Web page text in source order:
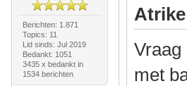
Berichten: 1.871
Topics: 11
Lid sinds: Jul 2019
Bedankt: 1051
3435 x bedankt in
1534 berichten
Vraag
met